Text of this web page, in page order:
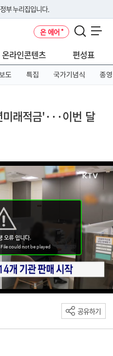
부 누리집입니다.
주소를 사용하고 있다면 아래 URL에
온 에어
온라인콘텐츠 편성표
도 특집 국가기념식 종영
래적금'···이번 달
공유하기